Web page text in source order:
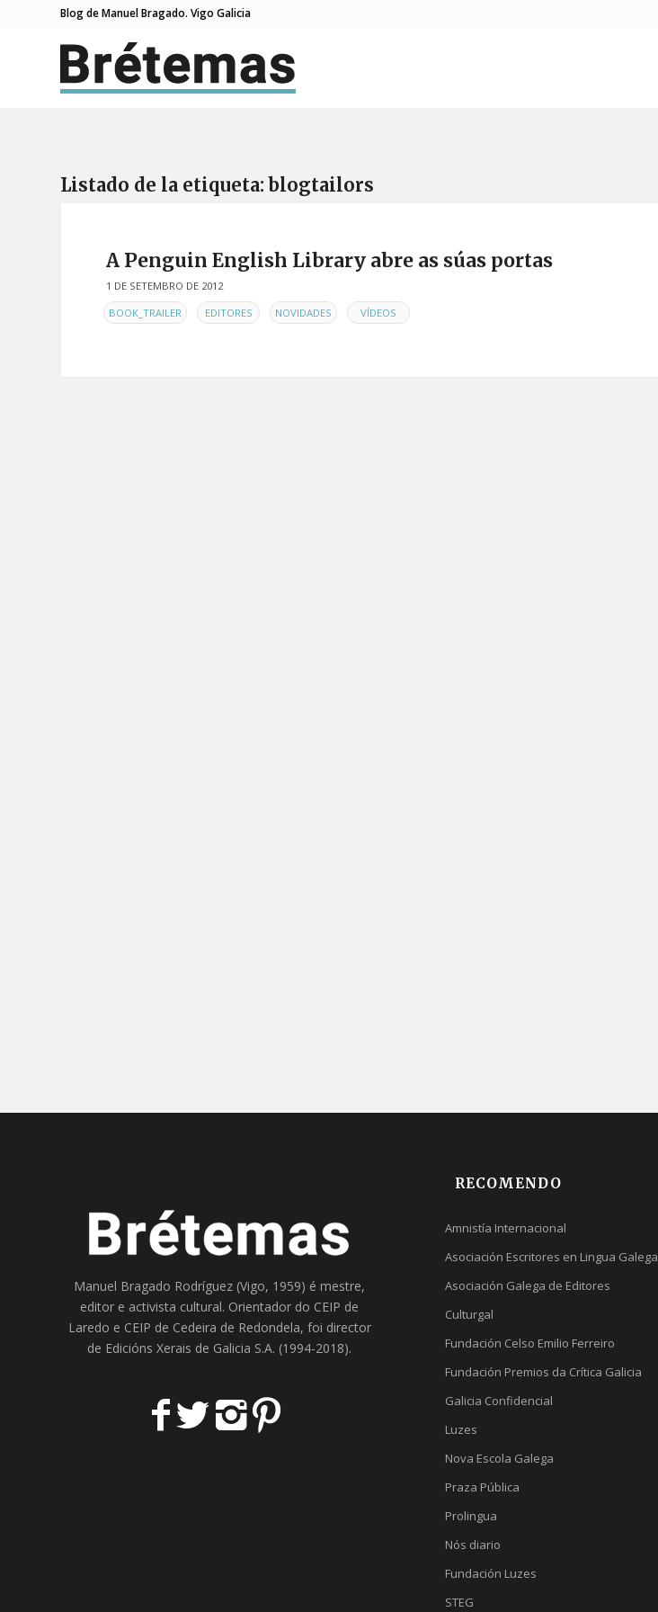
Blog de Manuel Bragado. Vigo Galicia
Listado de la etiqueta:blogtailors
A Penguin English Library abre as súas portas
1 DE SETEMBRO DE 2012
ENBOOK_TRAILER EDITORES NOVIDADES VÍDEOS
Manuel Bragado Rodríguez (Vigo, 1959) é mestre,
editor e activista cultural. Orientador do CEIP de
Laredo e CEIP de Cedeira de Redondela, foi director
de Edicións Xerais de Galicia S.A. (1994-2018).
RECOMENDO
Amnistía Internacional
Asociación Escritores en Lingua Galega
Asociación Galega de Editores
Culturgal
Fundación Celso Emilio Ferreiro
Fundación Premios da Crítica Galicia
Galicia Confidencial
Luzes
Nova Escola Galega
Praza Pública
Prolingua
Nós diario
Fundación Luzes
STEG